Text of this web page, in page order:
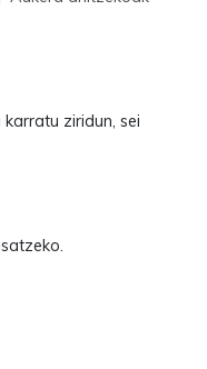
ziridun, sei